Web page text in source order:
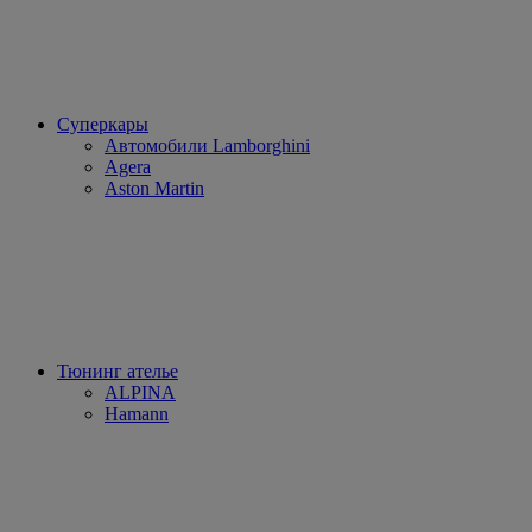
Суперкары
Автомобили Lamborghini
Agera
Aston Martin
Тюнинг ателье
ALPINA
Hamann